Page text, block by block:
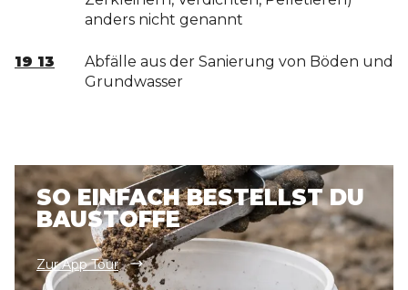
anders nicht genannt
19 13
Abfälle aus der Sanierung von Böden und
Grundwasser
SO EINFACH BESTELLST DU
BAUSTOFFE
Zur App Tour